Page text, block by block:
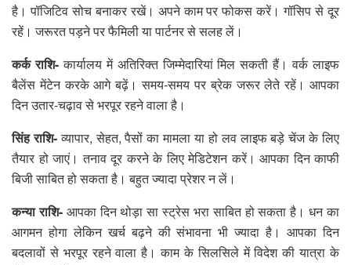
है। पॉजिटिव सोच बनाकर रखें। अपने काम पर फोकस करें। गॉसिप से दूर
रहें। जरूरत पड़ने पर फैमिली या पार्टनर से सलह लें।
कर्क राशि-कार्यालय में अतिरिक्त जिम्मेदारियां मिल सकती हैं। वर्क लाइफ
बैलेंस मेंटेन करके आगे बढ़ें। समय-समय पर ब्रेक जरूर लेते रहें। आपका
दिन उतार-चढ़ाव से भरपूर रहने वाला है।
सिंह राशि-व्यापार, सेहत, पैसों का मामला या हो लव लाइफ बड़े चेंज के लिए
तैयार हो जाएं। तनाव दूर करने के लिए मेडिटेशन करें। आपका दिन काफी
बिजी साबित हो सकता है। बहुत ज्यादा प्रेशर न लें।
कन्या राशि-आपका दिन थोड़ा सा स्ट्रेस भरा साबित हो सकता है। धन का
आगमन होगा लेकिन खर्च बढ़ने की संभावना भी ज्यादा है। आपका दिन
बदलावों से भरपूर रहने वाला है। काम के सिलसिले में विदेश की यात्रा के